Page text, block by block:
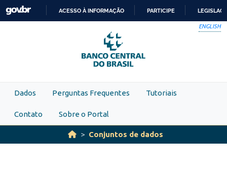
Skip to main content
PARA
O
CONTEÚDO
ACESSO À INFORMAÇÃO PARTICIPE
ENGLISH
Dados Perguntas Frequentes Tutoriais
Contato Sobre o Portal
Conjuntos de dados